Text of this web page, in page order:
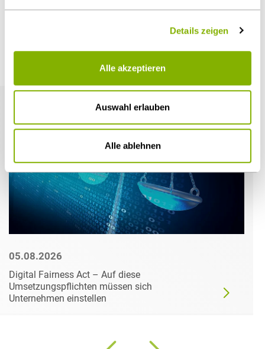
Details zeigen
Alle akzeptieren
Auswahl erlauben
Alle ablehnen
Weitere Artikel
05.08.2026
Digital Fairness Act – Auf diese
Umsetzungspflichten müssen sich
Unternehmen einstellen